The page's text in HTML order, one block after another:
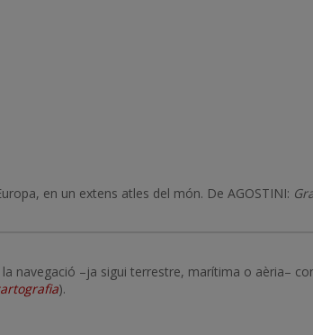
en un extens atles del món. De AGOSTINI:
navegació –ja sigui terrestre, marítima o aèria–
).